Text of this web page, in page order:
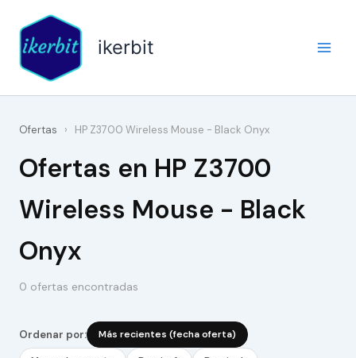
contenido
ikerbit
Ofertas › HP Z3700 Wireless Mouse - Black Onyx
Ofertas en HP Z3700
Wireless Mouse - Black
Onyx
0 ofertas encontradas
Ordenar por: Más recientes (fecha oferta)